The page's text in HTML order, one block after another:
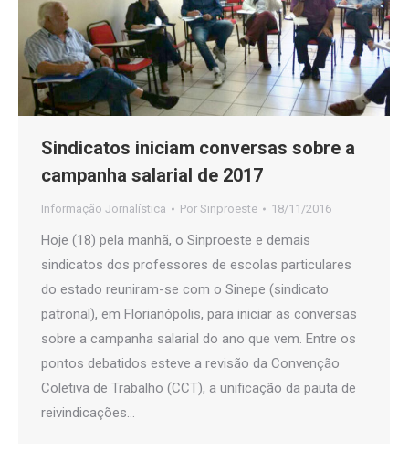
Sindicatos iniciam conversas sobre a
campanha salarial de 2017
Informação Jornalística Por Sinproeste 18/11/2016
Hoje (18) pela manhã, o Sinproeste e demais
sindicatos dos professores de escolas particulares
do estado reuniram-se com o Sinepe (sindicato
patronal), em Florianópolis, para iniciar as conversas
sobre a campanha salarial do ano que vem. Entre os
pontos debatidos esteve a revisão da Convenção
Coletiva de Trabalho (CCT), a unificação da pauta de
reivindicações…